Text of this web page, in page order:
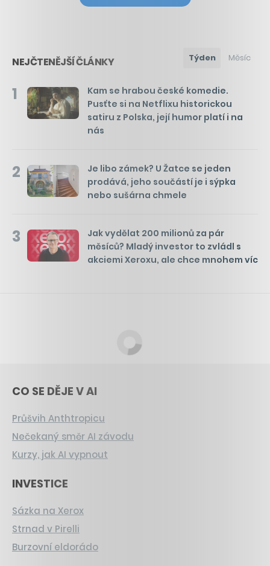
NEJČTENĚJŠÍ ČLÁNKY Týden Měsíc
1
Kam se hrabou české komedie.
Pusťte si na Netflixu historickou
satiru z Polska, její humor platí i na
nás
2
Je libo zámek? U Žatce se jeden
prodává, jeho součástí je i sýpka
nebo sušárna chmele
3
Jak vydělat 200 milionů za pár
měsíců? Mladý investor to zvládl s
akciemi Xeroxu, ale chce mnohem víc
CO SE DĚJE V AI
Průšvih Anthtropicu
Nečekaný směr AI závodu
Kurzy, jak AI vypnout
INVESTICE
Sázka na Xerox
Strnad v Pirelli
Burzovní eldorádo